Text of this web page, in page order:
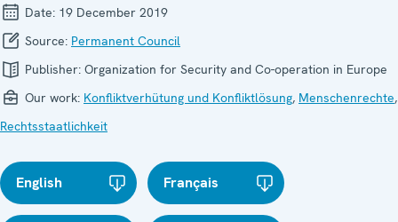
Date: 19 December 2019
Source: Permanent Council
Publisher: Organization for Security and Co-operation in Europe
Our work: Konfliktverhütung und Konfliktlösung, Menschenrechte,
Rechtsstaatlichkeit
English Français